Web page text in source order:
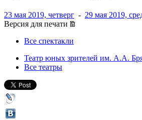
23 мая 2019, четверг - 29 мая 2019,
Версия для печати
Все спектакли
Театр юных зрителей им. А.А.
Все театры